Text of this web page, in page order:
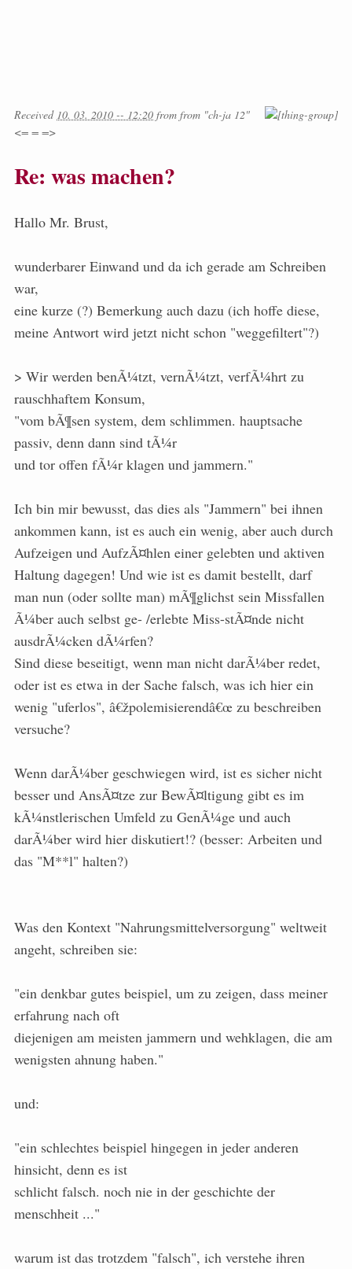
Received 10. 03. 2010 -- 12:20 from from "ch-ja 12"
<= = =>
Re: was machen?
Hallo Mr. Brust,
wunderbarer Einwand und da ich gerade am Schreiben
war,
eine kurze (?) Bemerkung auch dazu (ich hoffe diese,
meine Antwort wird jetzt nicht schon "weggefiltert"?)
> Wir werden benÃ¼tzt, vernÃ¼tzt, verfÃ¼hrt zu
rauschhaftem Konsum,
"vom bÃ¶sen system, dem schlimmen. hauptsache
passiv, denn dann sind tÃ¼r
und tor offen fÃ¼r klagen und jammern."
Ich bin mir bewusst, das dies als "Jammern" bei ihnen
ankommen kann, ist es auch ein wenig, aber auch durch
Aufzeigen und AufzÃ¤hlen einer gelebten und aktiven
Haltung dagegen! Und wie ist es damit bestellt, darf
man nun (oder sollte man) mÃ¶glichst sein Missfallen
Ã¼ber auch selbst ge- /erlebte Miss-stÃ¤nde nicht
ausdrÃ¼cken dÃ¼rfen?
Sind diese beseitigt, wenn man nicht darÃ¼ber redet,
oder ist es etwa in der Sache falsch, was ich hier ein
wenig "uferlos", â€žpolemisierendâ€œ zu beschreiben
versuche?
Wenn darÃ¼ber geschwiegen wird, ist es sicher nicht
besser und AnsÃ¤tze zur BewÃ¤ltigung gibt es im
kÃ¼nstlerischen Umfeld zu GenÃ¼ge und auch
darÃ¼ber wird hier diskutiert!? (besser: Arbeiten und
das "M**l" halten?)
Was den Kontext "Nahrungsmittelversorgung" weltweit
angeht, schreiben sie:
"ein denkbar gutes beispiel, um zu zeigen, dass meiner
erfahrung nach oft
diejenigen am meisten jammern und wehklagen, die am
wenigsten ahnung haben."
und:
"ein schlechtes beispiel hingegen in jeder anderen
hinsicht, denn es ist
schlicht falsch. noch nie in der geschichte der
menschheit ..."
warum ist das trotzdem "falsch", ich verstehe ihren